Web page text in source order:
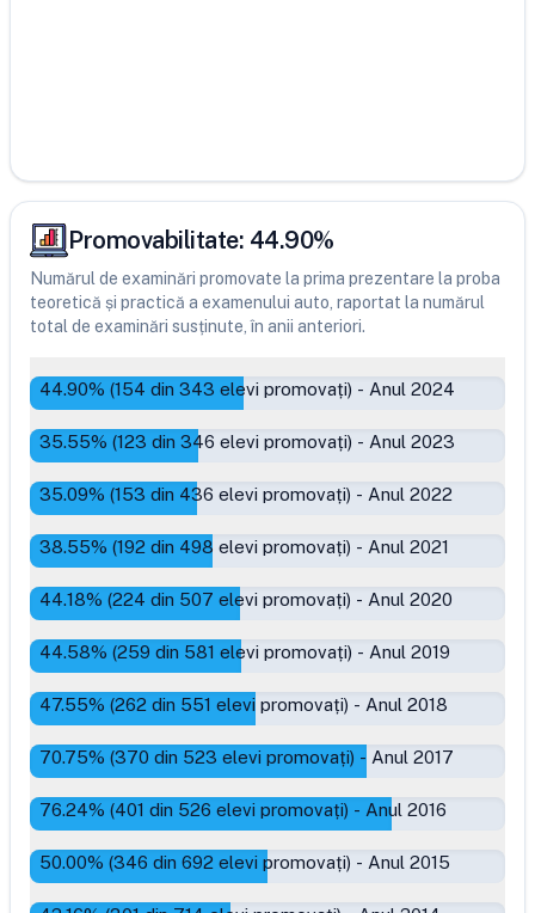
Promovabilitate: 44.90%
Numărul de examinări promovate la prima prezentare la proba
teoretică și practică a examenului auto, raportat la numărul
total de examinări susținute, în anii anteriori.
44.90% (154 din 343 elevi promovați) - Anul 2024
35.55% (123 din 346 elevi promovați) - Anul 2023
35.09% (153 din 436 elevi promovați) - Anul 2022
38.55% (192 din 498 elevi promovați) - Anul 2021
44.18% (224 din 507 elevi promovați) - Anul 2020
44.58% (259 din 581 elevi promovați) - Anul 2019
47.55% (262 din 551 elevi promovați) - Anul 2018
70.75% (370 din 523 elevi promovați) - Anul 2017
76.24% (401 din 526 elevi promovați) - Anul 2016
50.00% (346 din 692 elevi promovați) - Anul 2015